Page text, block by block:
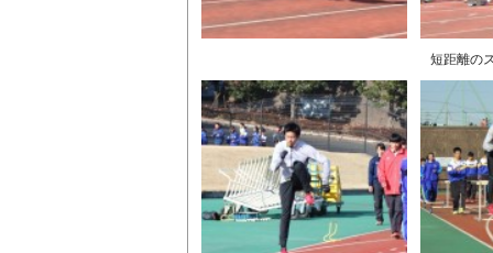
短距離の